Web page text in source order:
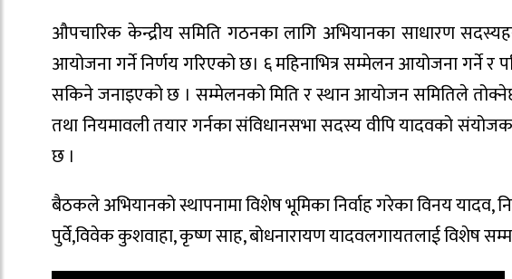
औपचारिक केन्द्रीय समिति गठनका लागि अभियानका साधारण
आयोजना गर्ने निर्णय गरिएको छ। ६ महिनाभित्र सम्मेलन आयोजना गर्ने
सकिने जनाइएको छ । सम्मेलनको मिति र स्थान आयोजन समितिले
तथा नियमावली तयार गर्नका संविधानसभा सदस्य वीपि यादवको
छ ।
बैठकले अभियानको स्थापनामा विशेष भूमिका निर्वाह गरेका विनय यादव,
पुर्वे,विवेक कुशवाहा, कृष्ण साह, बोधनारायण यादवलगायतलाई विशेष